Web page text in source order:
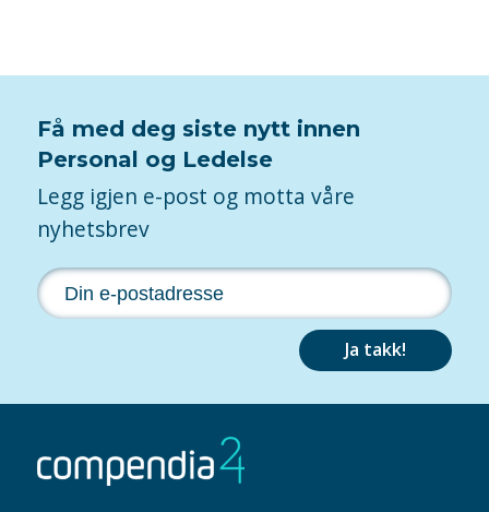
Få med deg siste nytt innen
Personal og Ledelse
Legg igjen e-post og motta våre
nyhetsbrev
Ja takk!